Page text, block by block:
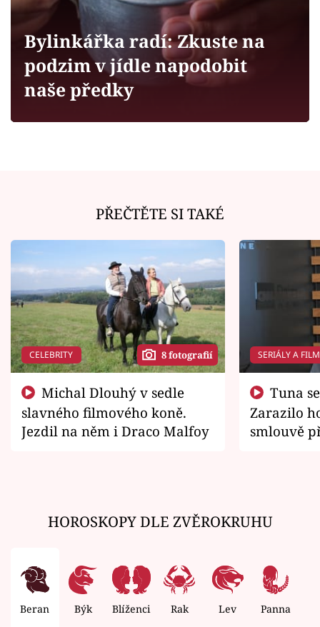
Sledujte prima+
Filmový festival Karlovy Vary
Sledujte nás
Bylinkářka radí: Zkuste na
podzim v jídle napodobit
naše předky
PŘEČTĚTE SI TAKÉ
CELEBRITY 8 fotografií
slavného filmového koně.
Jezdil na něm i Draco Malfoy
SERIÁLY A
Zarazilo
smlouvě
HOROSKOPY DLE ZVĚROKRUHU
Beran Býk Blíženci Rak Lev Panna